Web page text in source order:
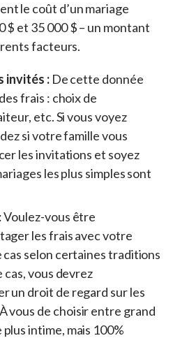
le coût d’un mariage
$ et 35 000 $ – un montant
facteurs.
invités : De cette donnée
frais : choix de
etc. Si vous voyez
si votre famille vous
les invitations et soyez
les plus simples sont
: Voulez-vous être
les frais avec votre
cas selon certaines traditions
cas, vous devrez
un droit de regard sur les
vous de choisir entre grand
intime, mais 100%